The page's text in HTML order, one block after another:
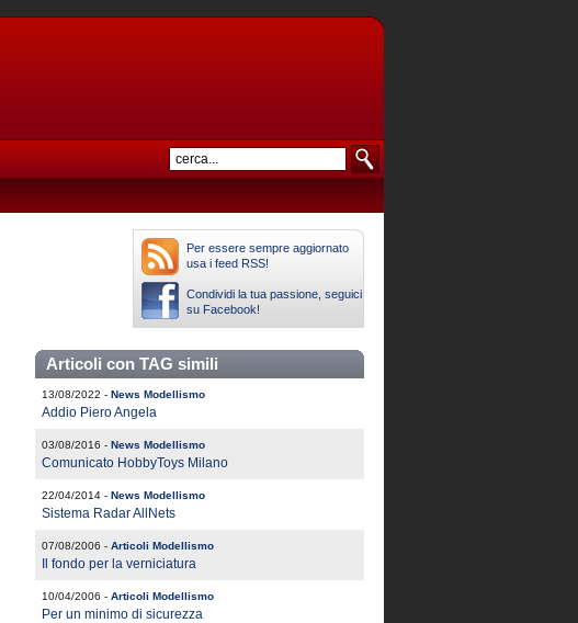
Per essere sempre aggiornato
usa i feed RSS!
Condividi la tua passione, seguici
su Facebook!
Articoli con TAG simili
13/08/2022 - News Modellismo
Addio Piero Angela
03/08/2016 - News Modellismo
Comunicato HobbyToys Milano
22/04/2014 - News Modellismo
Sistema Radar AllNets
07/08/2006 - Articoli Modellismo
Il fondo per la verniciatura
10/04/2006 - Articoli Modellismo
Per un minimo di sicurezza